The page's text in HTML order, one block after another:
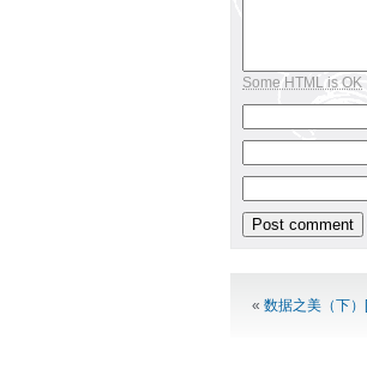
Some HTML is OK
« 数据之美（下）